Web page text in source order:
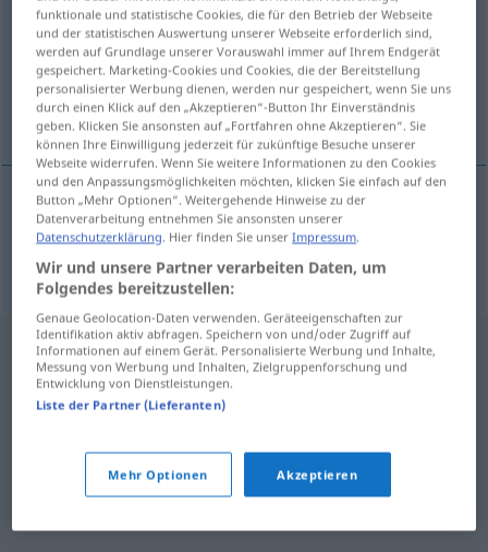
Übersicht aller Übersetzungen
(Für mehr Details die Übersetzung anklicken/antippen)
optisch
optisch optisch
funktionale und statistische Cookies, die für den Betrieb der Webseite
und der statistischen Auswertung unserer Webseite erforderlich sind,
werden auf Grundlage unserer Vorauswahl immer auf Ihrem Endgerät
gespeichert. Marketing-Cookies und Cookies, die der Bereitstellung
personalisierter Werbung dienen, werden nur gespeichert, wenn Sie uns
durch einen Klick auf den „Akzeptieren“-Button Ihr Einverständnis
geben. Klicken Sie ansonsten auf „Fortfahren ohne Akzeptieren“. Sie
können Ihre Einwilligung jederzeit für zukünftige Besuche unserer
Webseite widerrufen. Wenn Sie weitere Informationen zu den Cookies
und den Anpassungsmöglichkeiten möchten, klicken Sie einfach auf den
Button „Mehr Optionen“. Weitergehende Hinweise zu der
Datenverarbeitung entnehmen Sie ansonsten unserer
Datenschutzerklärung . Hier finden Sie unserImpressum
Wir und unsere Partner verarbeiten Daten, um
Folgendes bereitzustellen:
Genaue Geolocation-Daten verwenden. Geräteeigenschaften zur
Identifikation aktiv abfragen. Speichern von und/oder Zugriff auf
Informationen auf einem Gerät. Personalisierte Werbung und Inhalte,
Messung von Werbung und Inhalten, Zielgruppenforschung und
Entwicklung von Dienstleistungen.
Liste der Partner (Lieferanten)
Mehr Optionen Akzeptieren